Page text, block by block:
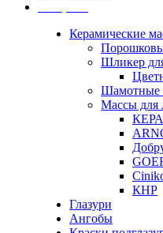
Керамические
Шликер
Шамотные
Массы для
КНР
Глазури
Ангобы